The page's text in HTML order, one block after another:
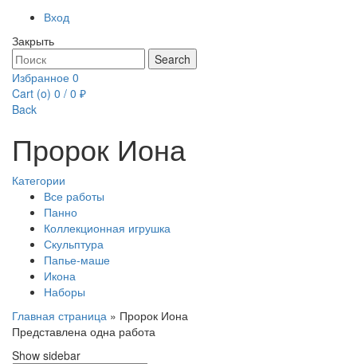
Вход
Закрыть
Search
for:
Search
Избранное 0
Cart (o) 0 / 0 ₽
Back
Пророк Иона
Категории
Все работы
Панно
Коллекционная игрушка
Скульптура
Папье-маше
Икона
Наборы
Главная страница » Пророк Иона
Представлена одна работа
Show sidebar